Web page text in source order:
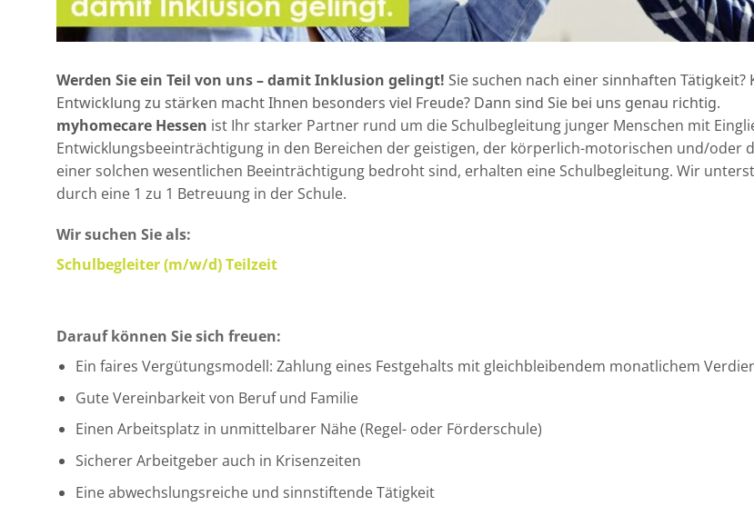
Werden Sie ein Teil von uns – damit Inklusion gelingt! Sie suchen nach einer sinnhaften
Entwicklung zu stärken macht Ihnen besonders viel Freude? Dann sind Sie bei uns genau richtig.
myhomecare Hessen ist Ihr starker Partner rund um die Schulbegleitung junger Menschen mit
Entwicklungsbeeinträchtigung in den Bereichen der geistigen, der körperlich-motorischen und/oder
einer solchen wesentlichen Beeinträchtigung bedroht sind, erhalten eine Schulbegleitung. Wir
durch eine 1 zu 1 Betreuung in der Schule.
Wir suchen Sie als:
Schulbegleiter (m/w/d) Teilzeit
Darauf können Sie sich freuen:
Ein faires Vergütungsmodell: Zahlung eines Festgehalts mit gleichbleibendem monatlichem
Gute Vereinbarkeit von Beruf und Familie
Einen Arbeitsplatz in unmittelbarer Nähe (Regel- oder Förderschule)
Sicherer Arbeitgeber auch in Krisenzeiten
Eine abwechslungsreiche und sinnstiftende Tätigkeit